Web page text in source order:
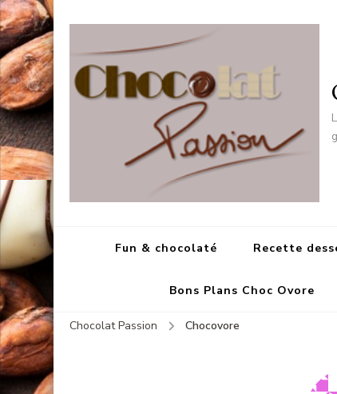
Fun & chocolaté Recette
Bons Plans Choc Ovore
Chocolat Passion Chocovore